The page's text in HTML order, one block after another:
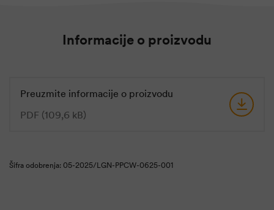
Informacije o proizvodu
Preuzmite informacije o proizvodu
PDF (109,6 kB)
Šifra odobrenja: 05-2025/LGN-PPCW-0625-001